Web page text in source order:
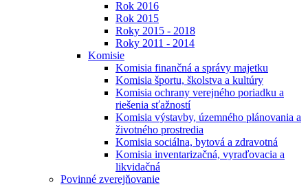
Rok 2016
Rok 2015
Roky 2015 - 2018
Roky 2011 - 2014
Komisie
Komisia finančná a správy majetku
Komisia športu, školstva a kultúry
Komisia ochrany verejného poriadku a
riešenia sťažností
Komisia výstavby, územného plánovania a
životného prostredia
Komisia sociálna, bytová a zdravotná
Komisia inventarizačná, vyraďovacia a
likvidačná
Povinné zverejňovanie